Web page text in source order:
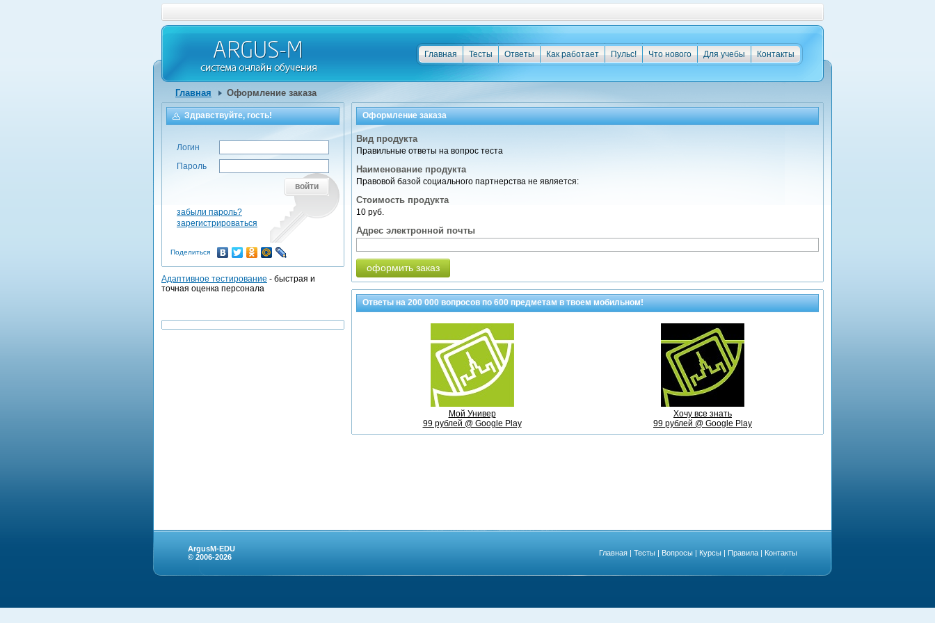
Контакты
Для учебы
Что нового
Пульс!
Как работает
Ответы
Тесты
Главная
Главная Оформление заказа
Оформление заказа
Вид продукта
Правильные ответы на вопрос теста
Наименование продукта
Правовой базой социального партнерства не является:
Стоимость продукта
10 руб.
Адрес электронной почты
оформить заказ
Ответы на200 000вопросов по600 предметамв твоем мобильном!
Мой Универ
99 рублей @ Google Play
Хочу все знать
99 рублей @ Google Play
Здравствуйте, гость!
Логин
Пароль
войти
забыли пароль?
зарегистрироваться
Поделиться
Адаптивное тестирование - быстрая и
точная оценка персонала
ArgusM-EDU
© 2006-2026
Главная | Тесты | Вопросы | Курсы | Правила | Контакты